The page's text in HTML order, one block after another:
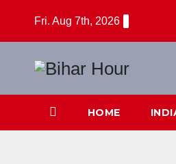
Fri. Aug 7th, 2026
HOME